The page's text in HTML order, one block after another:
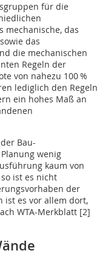
für die
mechanische, das
das
die mechanischen
Regeln der
von nahezu 100 %
lediglich den Regeln
ein hohes Maß an
Bau-
wenig
kaum von
ist es nicht
der
ist es vor allem dort,
WTA-Merkblatt [2]